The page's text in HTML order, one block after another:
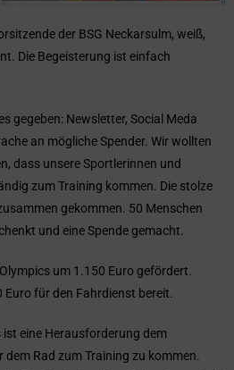
der BSG Neckarsulm, weiß,
Die Begeisterung ist einfach
gegeben: Newsletter, Social Meda
an mögliche Spender. Wir wollten
dass unsere Sportlerinnen und
zum Training kommen. Die stolze
gekommen. 50 Menschen
und eine Spende gemacht.
um 1.150 Euro gefördert.
für den Fahrdienst bereit.
eine Herausforderung dem
Rad zum Training zu kommen.